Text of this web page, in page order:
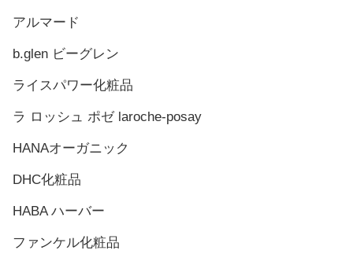
アルマード
b.glen ビーグレン
ライスパワー化粧品
ラ ロッシュ ポゼ laroche-posay
HANAオーガニック
DHC化粧品
HABA ハーバー
ファンケル化粧品